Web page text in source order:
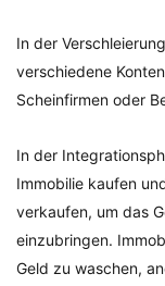
In der
verschiedene
Scheinfirmen oder
In der
Immobilie kaufen
verkaufen, um das
einzubringen.
Geld zu waschen,